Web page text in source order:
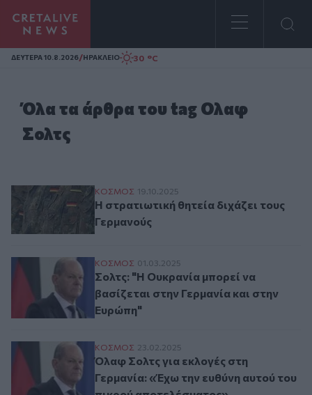
Homepage
ΔΕΥΤΕΡΑ 10.8.2026/ΗΡΑΚΛΕΙΟ 30 °C
Όλα τα άρθρα του tag Ολαφ
Σολτς
Η στρατιωτική θητεία διχάζει τους
ΚΟΣΜΟΣ 19.10.2025
Η στρατιωτική θητεία διχάζει τους
Γερμανούς
Σολτς: "Η Ουκρανία μπορεί να βασίζεται
ΚΟΣΜΟΣ 01.03.2025
Σολτς: "Η Ουκρανία μπορεί να
βασίζεται στην Γερμανία και στην
Ευρώπη"
Όλαφ Σολτς για εκλογές στη Γερμανία:
ΚΟΣΜΟΣ 23.02.2025
Όλαφ Σολτς για εκλογές στη
Γερμανία: «Έχω την ευθύνη αυτού του